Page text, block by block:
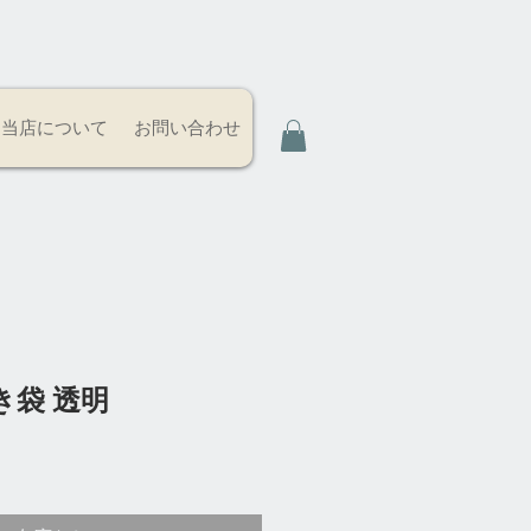
当店について お問い合わせ
袋 透明